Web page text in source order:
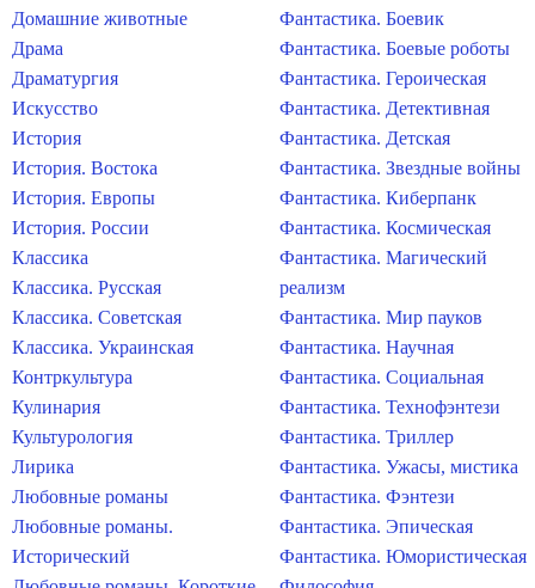
Домашние животные
Драма
Драматургия
Искусство
История
История. Востока
История. Европы
История. России
Классика
Классика. Русская
Классика. Советская
Классика. Украинская
Контркультура
Кулинария
Культурология
Лирика
Любовные романы
Любовные романы.
Исторический
Фантастика. Боевик
Фантастика. Боевые роботы
Фантастика. Героическая
Фантастика. Детективная
Фантастика. Детская
Фантастика. Звездные войны
Фантастика. Киберпанк
Фантастика. Космическая
Фантастика. Магический
реализм
Фантастика. Мир пауков
Фантастика. Научная
Фантастика. Социальная
Фантастика. Технофэнтези
Фантастика. Триллер
Фантастика. Ужасы, мистика
Фантастика. Фэнтези
Фантастика. Эпическая
Фантастика. Юмористическая